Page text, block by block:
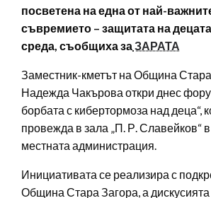
посветена на една от най-
съвремието – защитата на
среда, съобщиха за ЗАРАТА
Заместник-кметът на Община
Надежда Чакърова откри днес
борбата с кибертормоза над деца“,
провежда в зала „П. Р. Славейков“
местната администрация.
Инициативата се реализира с
Община Стара Загора, а дискусията